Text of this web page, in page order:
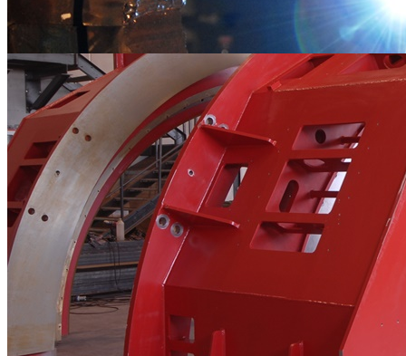
Riporti AntiUsura